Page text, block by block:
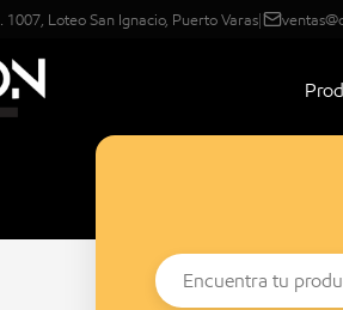
1007, Loteo San Ignacio, Puerto Varas|